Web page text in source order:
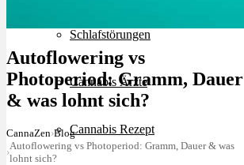
Schlafstörungen
Cannabis Ärzte
Cannabis Rezept
Autoflowering vs
Photoperiod: Gramm, Dauer
& was lohnt sich?
CannaZen›Blog
›
Autoflowering vs Photoperiod: Gramm, Dauer & was
lohnt sich?